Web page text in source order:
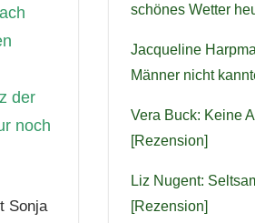
der
noch
Sonja
schönes Wetter
Jacqueline
Männer nicht
Vera Buck: Keine
[Rezension]
Liz Nugent:
[Rezension]